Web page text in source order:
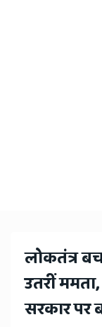
लोकतंत्र
उतरीं
सरकार पर